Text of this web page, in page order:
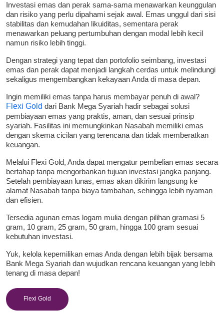
Investasi emas dan perak sama-sama menawarkan keunggulan
dan risiko yang perlu dipahami sejak awal. Emas unggul dari sisi
stabilitas dan kemudahan likuiditas, sementara perak
menawarkan peluang pertumbuhan dengan modal lebih kecil
namun risiko lebih tinggi.
Dengan strategi yang tepat dan portofolio seimbang, investasi
emas dan perak dapat menjadi langkah cerdas untuk melindungi
sekaligus mengembangkan kekayaan Anda di masa depan.
Ingin memiliki emas tanpa harus membayar penuh di awal?
Flexi Gold dari Bank Mega Syariah hadir sebagai solusi
pembiayaan emas yang praktis, aman, dan sesuai prinsip
syariah. Fasilitas ini memungkinkan Nasabah memiliki emas
dengan skema cicilan yang terencana dan tidak memberatkan
keuangan.
Melalui Flexi Gold, Anda dapat mengatur pembelian emas secara
bertahap tanpa mengorbankan tujuan investasi jangka panjang.
Setelah pembiayaan lunas, emas akan dikirim langsung ke
alamat Nasabah tanpa biaya tambahan, sehingga lebih nyaman
dan efisien.
Tersedia agunan emas logam mulia dengan pilihan gramasi 5
gram, 10 gram, 25 gram, 50 gram, hingga 100 gram sesuai
kebutuhan investasi.
Yuk, kelola kepemilikan emas Anda dengan lebih bijak bersama
Bank Mega Syariah dan wujudkan rencana keuangan yang lebih
tenang di masa depan!
Flexi Gold